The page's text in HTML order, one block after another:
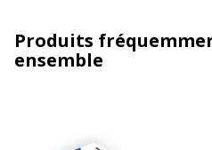
Produits
ensemble